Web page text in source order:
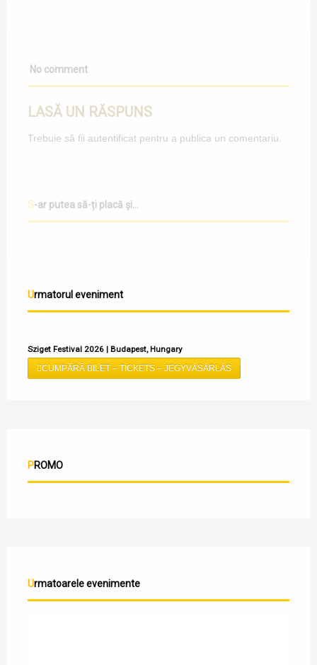
No comment
LASĂ UN RĂSPUNS
Trebuie să fii autentificatpentru a publica un comentariu.
S-ar putea să-ți placă și...
Urmatorul eveniment
Sziget Festival 2026 | Budapest, Hungary
CUMPĂRĂ BILET – TICKETS – JEGYVÁSÁRLÁS
PROMO
Urmatoarele evenimente